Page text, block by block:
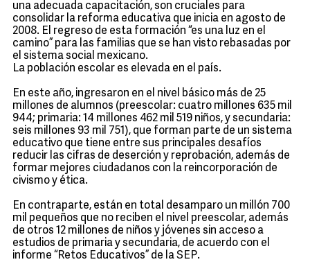
una adecuada capacitación, son cruciales para
consolidar la reforma educativa que inicia en agosto de
2008. El regreso de esta formación “es una luz en el
camino” para las familias que se han visto rebasadas por
el sistema social mexicano.
La población escolar es elevada en el país.
En este año, ingresaron en el nivel básico más de 25
millones de alumnos (preescolar: cuatro millones 635 mil
944; primaria: 14 millones 462 mil 519 niños, y secundaria:
seis millones 93 mil 751), que forman parte de un sistema
educativo que tiene entre sus principales desafíos
reducir las cifras de deserción y reprobación, además de
formar mejores ciudadanos con la reincorporación de
civismo y ética.
En contraparte, están en total desamparo un millón 700
mil pequeños que no reciben el nivel preescolar, además
de otros 12 millones de niños y jóvenes sin acceso a
estudios de primaria y secundaria, de acuerdo con el
informe “Retos Educativos” de la SEP.